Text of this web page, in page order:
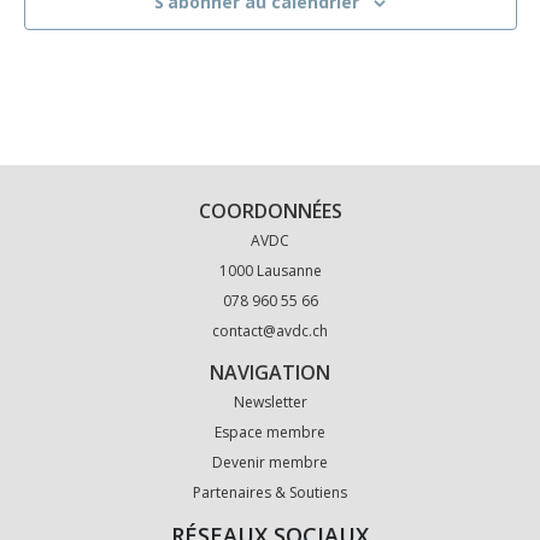
COORDONNÉES
AVDC
1000 Lausanne
078 960 55 66
contact@avdc.ch
NAVIGATION
Newsletter
Espace membre
Devenir membre
Partenaires & Soutiens